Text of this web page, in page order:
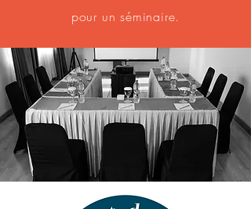
pour un séminaire.